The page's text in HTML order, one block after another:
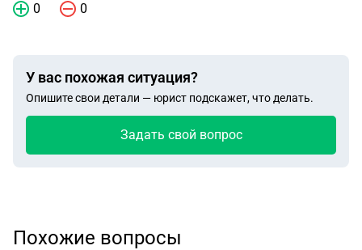
0 0
У вас похожая ситуация?
Опишите свои детали — юрист подскажет, что делать.
Задать свой вопрос
Похожие вопросы